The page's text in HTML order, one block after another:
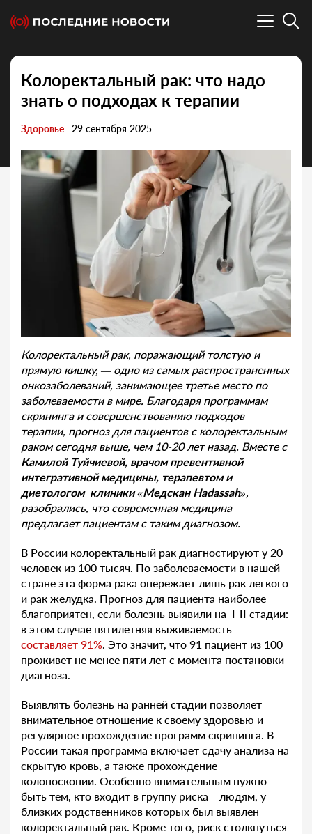
Колоректальный рак: что надо
знать о подходах к терапии
Здоровье 29 сентября 2025
Колоректальный рак, поражающий толстую и
прямую кишку, — одно из самых распространенных
онкозаболеваний, занимающее третье место по
заболеваемости в мире. Благодаря программам
скрининга и совершенствованию подходов
терапии, прогноз для пациентов с колоректальным
раком сегодня выше, чем 10-20 лет назад. Вместе с
Камилой Туйчиевой, врачом превентивной
интегративной медицины, терапевтом и
диетологом клиники «Медскан Hadassah»,
разобрались, что современная медицина
предлагает пациентам с таким диагнозом.
В России колоректальный рак диагностируют у 20
человек из 100 тысяч. По заболеваемости в нашей
стране эта форма рака опережает лишь рак легкого
и рак желудка. Прогноз для пациента наиболее
благоприятен, если болезнь выявили на I-II стадии:
в этом случае пятилетняя выживаемость
составляет 91%. Это значит, что 91 пациент из 100
проживет не менее пяти лет с момента постановки
диагноза.
Выявлять болезнь на ранней стадии позволяет
внимательное отношение к своему здоровью и
регулярное прохождение программ скрининга. В
России такая программа включает сдачу анализа на
скрытую кровь, а также прохождение
колоноскопии. Особенно внимательным нужно
быть тем, кто входит в группу риска – людям, у
близких родственников которых был выявлен
колоректальный рак. Кроме того, риск столкнуться